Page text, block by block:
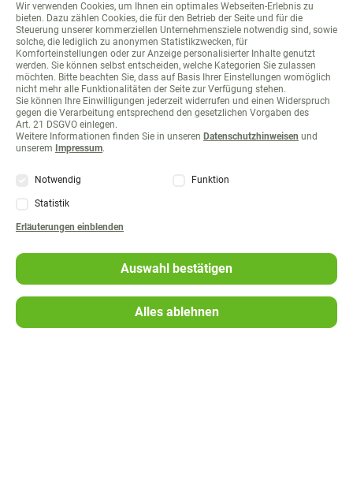
Navigation
überspringen
Presse
FAQ
Umwelt
Wir verwenden Cookies, um Ihnen ein optimales Webseiten-Erlebnis zu
bieten. Dazu zählen Cookies, die für den Betrieb der Seite und für die
Steuerung unserer kommerziellen Unternehmensziele notwendig sind, sowie
solche, die lediglich zu anonymen Statistikzwecken, für
Komforteinstellungen oder zur Anzeige personalisierter Inhalte genutzt
werden. Sie können selbst entscheiden, welche Kategorien Sie zulassen
möchten. Bitte beachten Sie, dass auf Basis Ihrer Einstellungen womöglich
nicht mehr alle Funktionalitäten der Seite zur Verfügung stehen.
Sie können Ihre Einwilligungen jederzeit widerrufen und einen Widerspruch
gegen die Verarbeitung entsprechend den gesetzlichen Vorgaben des
Art. 21 DSGVO einlegen.
Weitere Informationen finden Sie in unseren Datenschutzhinweisen und
unserem Impressum.
Notwendig Funktion
Statistik
Erläuterungen einblenden
Auswahl bestätigen
Alles ablehnen